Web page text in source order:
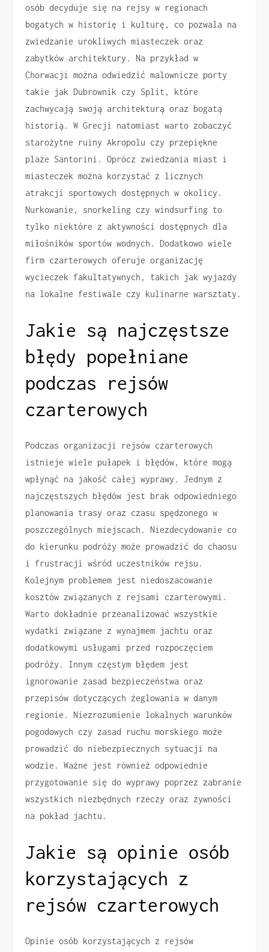
osób decyduje się na rejsy w regionach
bogatych w historię i kulturę, co pozwala na
zwiedzanie urokliwych miasteczek oraz
zabytków architektury. Na przykład w
Chorwacji można odwiedzić malownicze porty
takie jak Dubrownik czy Split, które
zachwycają swoją architekturą oraz bogatą
historią. W Grecji natomiast warto zobaczyć
starożytne ruiny Akropolu czy przepiękne
plaże Santorini. Oprócz zwiedzania miast i
miasteczek można korzystać z licznych
atrakcji sportowych dostępnych w okolicy.
Nurkowanie, snorkeling czy windsurfing to
tylko niektóre z aktywności dostępnych dla
miłośników sportów wodnych. Dodatkowo wiele
firm czarterowych oferuje organizację
wycieczek fakultatywnych, takich jak wyjazdy
na lokalne festiwale czy kulinarne warsztaty.
Jakie są najczęstsze
błędy popełniane
podczas rejsów
czarterowych
Podczas organizacji rejsów czarterowych
istnieje wiele pułapek i błędów, które mogą
wpłynąć na jakość całej wyprawy. Jednym z
najczęstszych błędów jest brak odpowiedniego
planowania trasy oraz czasu spędzonego w
poszczególnych miejscach. Niezdecydowanie co
do kierunku podróży może prowadzić do chaosu
i frustracji wśród uczestników rejsu.
Kolejnym problemem jest niedoszacowanie
kosztów związanych z rejsami czarterowymi.
Warto dokładnie przeanalizować wszystkie
wydatki związane z wynajmem jachtu oraz
dodatkowymi usługami przed rozpoczęciem
podróży. Innym częstym błędem jest
ignorowanie zasad bezpieczeństwa oraz
przepisów dotyczących żeglowania w danym
regionie. Niezrozumienie lokalnych warunków
pogodowych czy zasad ruchu morskiego może
prowadzić do niebezpiecznych sytuacji na
wodzie. Ważne jest również odpowiednie
przygotowanie się do wyprawy poprzez zabranie
wszystkich niezbędnych rzeczy oraz żywności
na pokład jachtu.
Jakie są opinie osób
korzystających z
rejsów czarterowych
Opinie osób korzystających z rejsów